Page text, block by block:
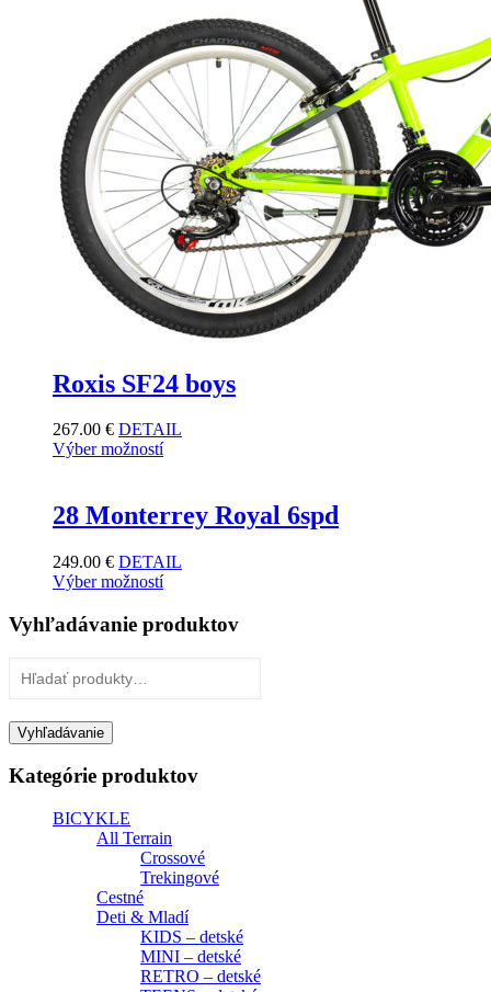
Roxis SF24 boys
267.00 € DETAIL
Výber možností
28 Monterrey Royal 6spd
249.00 € DETAIL
Výber možností
Vyhľadávanie produktov
Vyhľadávanie
Kategórie produktov
BICYKLE
All Terrain
Crossové
Trekingové
Cestné
Deti & Mladí
KIDS – detské
MINI – detské
RETRO – detské